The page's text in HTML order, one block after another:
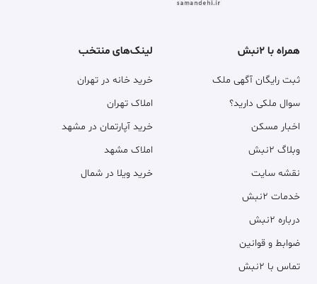
همراه با ۲نبش
ثبت رایگان آگهی ملک
سوال ملکی دارید؟
اخبار مسکن
وبلاگ ۲نبش
نقشه سایت
خدمات ۲نبش
درباره ۲نبش
ضوابط و قوانین
تماس با ۲نبش
لینک‌های منتخب
خرید خانه در تهران
املاک تهران
خرید آپارتمان در مشهد
املاک مشهد
خرید ویلا در شمال